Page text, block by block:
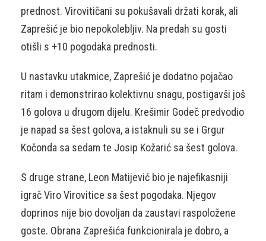
prednost. Virovitičani su pokušavali držati korak, ali
Zaprešić je bio nepokolebljiv. Na predah su gosti
otišli s +10 pogodaka prednosti.
U nastavku utakmice, Zaprešić je dodatno pojačao
ritam i demonstrirao kolektivnu snagu, postigavši još
16 golova u drugom dijelu. Krešimir Godeč predvodio
je napad sa šest golova, a istaknuli su se i Grgur
Kočonda sa sedam te Josip Kožarić sa šest golova.
S druge strane, Leon Matijević bio je najefikasniji
igrač Viro Virovitice sa šest pogodaka. Njegov
doprinos nije bio dovoljan da zaustavi raspoložene
goste. Obrana Zaprešića funkcionirala je dobro, a